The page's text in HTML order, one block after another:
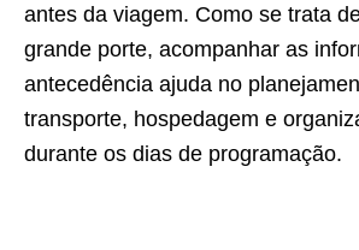
antes da viagem. Como se trata
grande porte, acompanhar as
antecedência ajuda no
transporte, hospedagem e
durante os dias de programação.